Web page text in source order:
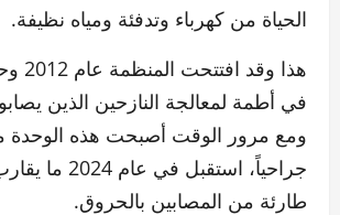
الحياة من كهرباء وتدفئة ومياه نظيفة.
هذا
في أطمة لمعالجة النازحين الذين
ومع مرور الوقت أصبحت هذه
طارئة من المصابين بالحروق.